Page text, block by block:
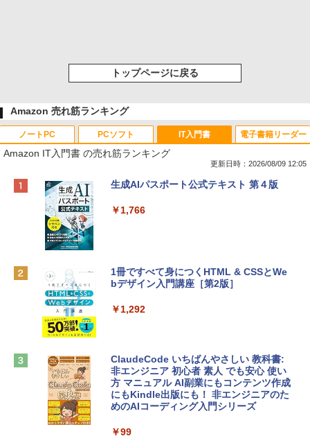
トップページに戻る
Amazon 売れ筋ランキング
ノートPC
Apple 2026 MacBook Neo A18 Proチッ
e Intelligenceのために設計、Liquid Ret
￥119,800
tomtoc 360°保護 15.6 16インチ パソコ
￥2,952
Apple 2026 MacBook Air M5チップ搭載
13インチノートブック：AIとApple Intell
スプレイ、16GBユニファイドメモリ、1
PCソフト
Robloxギフトカード - 800 Robux 【限
インゲームコード】 ロブロックス | オン
Robloxギフトカード - 1000 Robux 【限
インゲームコード】 ロブロックス |オン
Robloxギフトカード - 2,000 Robux 【限
定バーチャルアイテムを含む】 【オンラ
インゲームコード】 ロブロックス | オン
IT入門書
Amazon IT入門書 の売れ筋ランキング
更新日時：2026/08/09 12:05
生成AIパスポート公式テキスト 第４版
￥1,766
1冊ですべて身につくHTML & CSSとWe
bデザイン入門講座［第2版］
￥1,292
ClaudeCode いちばんやさしい 教科書:
非エンジニア 初心者 素人 でも安心 使い
方 マニュアル AI副業にもコンテンツ作成
にもKindle出版にも！ 非エンジニアのた
めのAIコーディング入門シリーズ
￥99
電子書籍リーダー